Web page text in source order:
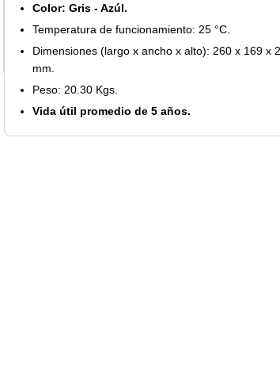
Color: Gris - Azúl.
Temperatura de funcionamiento: 25 °C.
Dimensiones (largo x ancho x alto): 260 x 169 x
mm.
Peso: 20.30 Kgs.
Vida útil promedio de 5 años.